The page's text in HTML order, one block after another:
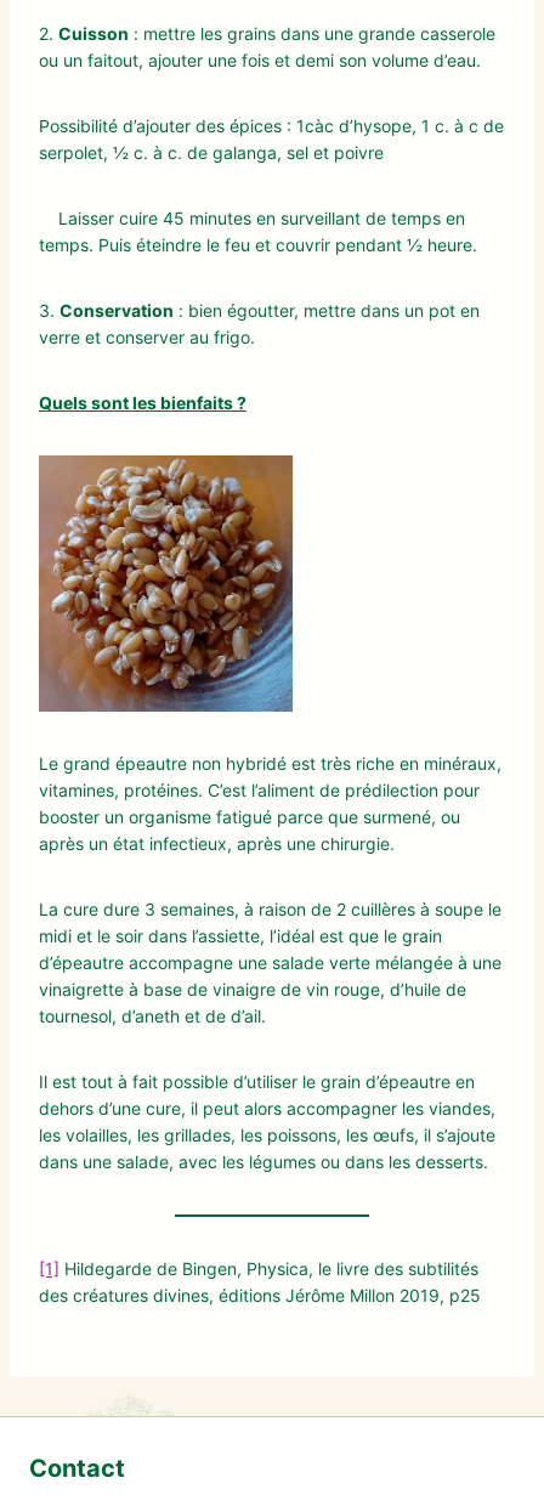
2. Cuisson : mettre les grains dans une grande casserole
ou un faitout, ajouter une fois et demi son volume d’eau.
Possibilité d’ajouter des épices : 1càc d’hysope, 1 c. à c de
serpolet, ½ c. à c. de galanga, sel et poivre
Laisser cuire 45 minutes en surveillant de temps en
temps. Puis éteindre le feu et couvrir pendant ½ heure.
3. Conservation : bien égoutter, mettre dans un pot en
verre et conserver au frigo.
Quels sont les bienfaits ?
Le grand épeautre non hybridé est très riche en minéraux,
vitamines, protéines. C’est l’aliment de prédilection pour
booster un organisme fatigué parce que surmené, ou
après un état infectieux, après une chirurgie.
La cure dure 3 semaines, à raison de 2 cuillères à soupe le
midi et le soir dans l’assiette, l’idéal est que le grain
d’épeautre accompagne une salade verte mélangée à une
vinaigrette à base de vinaigre de vin rouge, d’huile de
tournesol, d’aneth et de d’ail.
Il est tout à fait possible d’utiliser le grain d’épeautre en
dehors d’une cure, il peut alors accompagner les viandes,
les volailles, les grillades, les poissons, les œufs, il s’ajoute
dans une salade, avec les légumes ou dans les desserts.
[1] Hildegarde de Bingen, Physica, le livre des subtilités
des créatures divines, éditions Jérôme Millon 2019, p25
Contact